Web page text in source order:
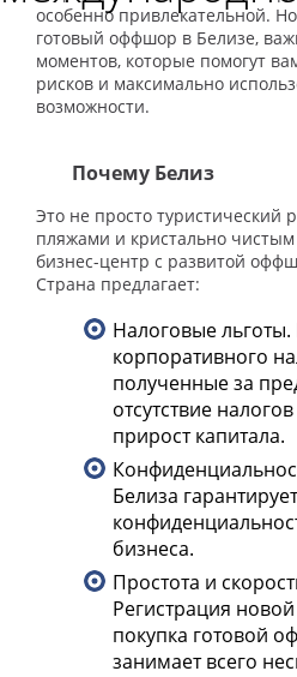
особенно привлекательной.
готовый оффшор в Белизе,
моментов, которые помогут
рисков и максимально
возможности.
Почему Белиз
Это не просто туристический
пляжами и кристально
бизнес-центр с развитой
Страна предлагает:
Налоговые льготы.
корпоративного
полученные за
отсутствие
прирост капитала.
Белиза
бизнеса.
Простота и
Регистрация
покупка готовой
занимает всего